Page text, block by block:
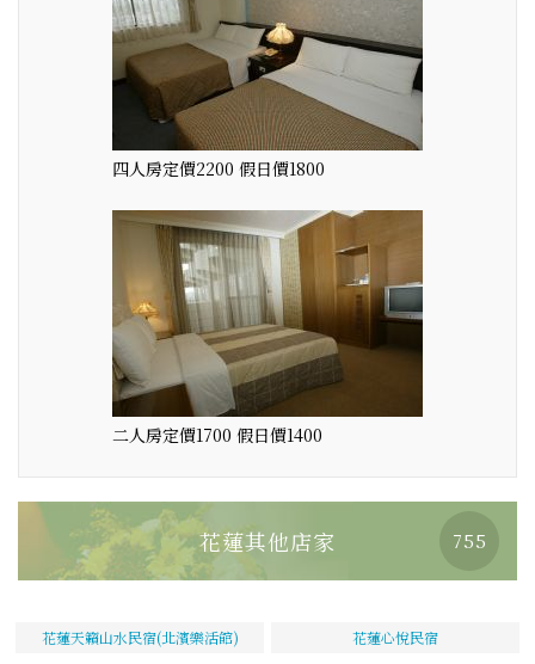
四人房定價2200 假日價1800
二人房定價1700 假日價1400
花蓮其他店家 755
花蓮天籟山水民宿(北濱樂活館) 花蓮心悅民宿